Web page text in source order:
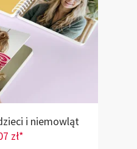
i niemowląt
zł*